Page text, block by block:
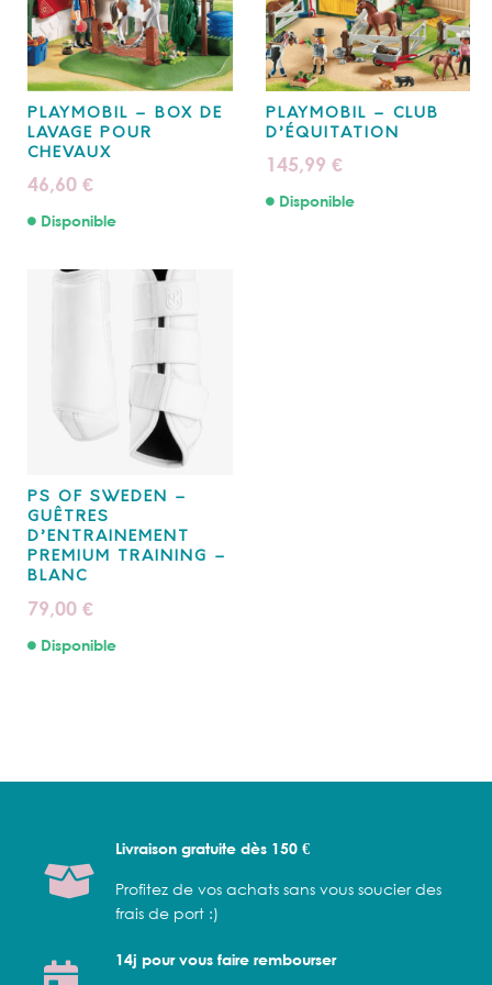
PLAYMOBIL – BOX DE
LAVAGE POUR
CHEVAUX
46,60 €
Disponible
PLAYMOBIL – CLUB
D’ÉQUITATION
145,99 €
Disponible
PS OF SWEDEN –
GUÊTRES
D’ENTRAINEMENT
PREMIUM TRAINING –
BLANC
79,00 €
Disponible
Livraison gratuite dès 150 €
Profitez de vos achats sans vous soucier des
frais de port :)
14j pour vous faire rembourser